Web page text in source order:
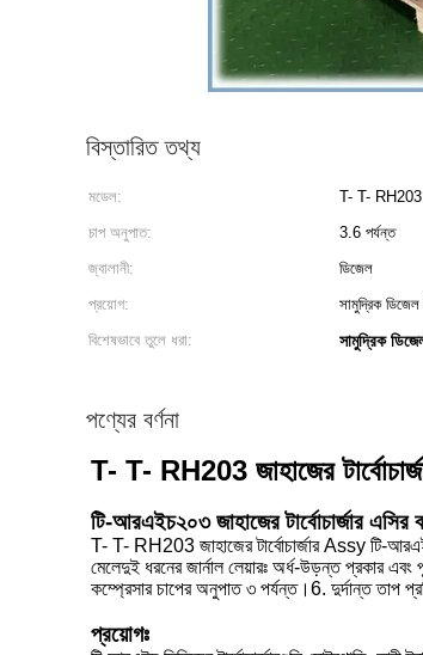
বিস্তারিত তথ্য
মডেল: T- T- RH203
চাপ অনুপাত:
3.6 পর্যন্ত
জ্বালানী:
ডিজেল
প্রয়োগ:
সামুদ্রিক ডিজেল
বিশেষভাবে তুলে ধরা:
সামুদ্রিক
পণ্যের বর্ণনা
T- T- RH203 জাহাজের
টি-আরএইচ২০৩ জাহাজের টার্বোচার্জার এসির
T- T- RH203 জাহাজের টার্বোচার্জার Assy টি-আরএইচ
মেলেদুই ধরনের জার্নাল লেয়ারঃ অর্ধ-উড়ন্ত প্রকার
কম্প্রেসার চাপের অনুপাত ৩ পর্যন্ত।6. দুর্দান্ত তাপ
প্রয়োগঃ